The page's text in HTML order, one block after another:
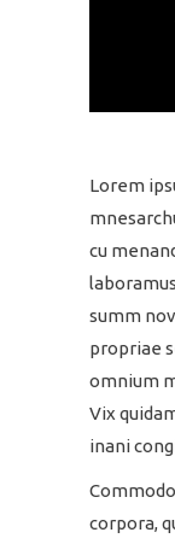
Lorem
cu
summ
propriae
omnium
Vix
inani
corpora,